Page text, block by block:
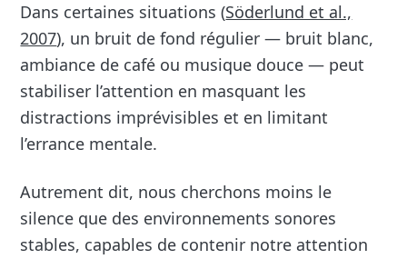
Dans certaines situations (Söderlund et al.,
2007), un bruit de fond régulier — bruit blanc,
ambiance de café ou musique douce — peut
stabiliser l’attention en masquant les
distractions imprévisibles et en limitant
l’errance mentale.
Autrement dit, nous cherchons moins le
silence que des environnements sonores
stables, capables de contenir notre attention